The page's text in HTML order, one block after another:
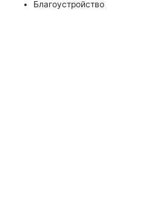
Благоустройство